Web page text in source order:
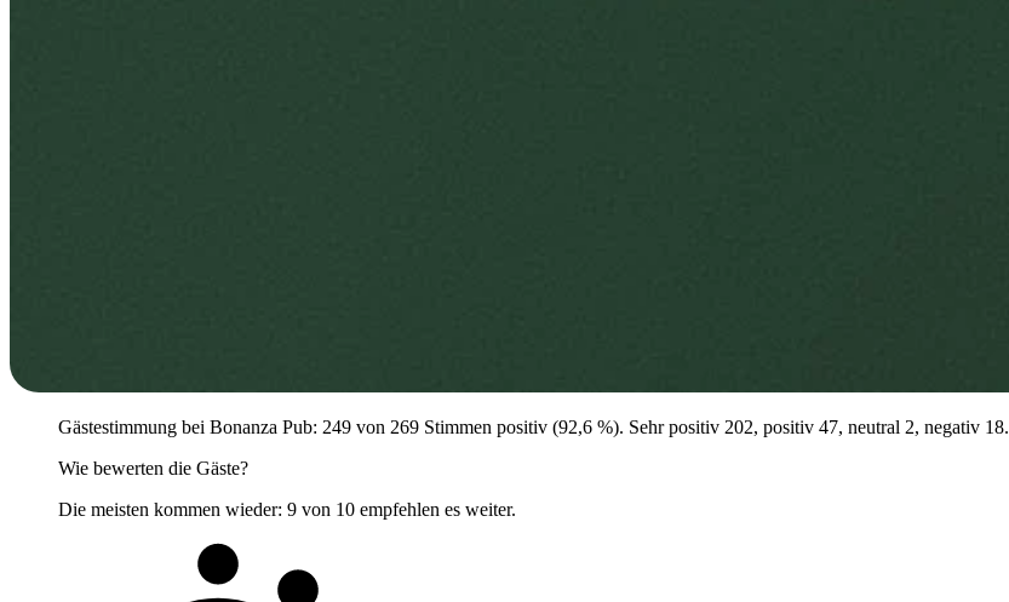
Gästestimmung bei Bonanza Pub: 249 von 269 Stimmen positiv (92,6 %). Sehr positiv 202, positiv 47, neutral 2, negativ 18.
Wie bewerten die Gäste?
Die meisten kommen wieder: 9 von 10 empfehlen es weiter.